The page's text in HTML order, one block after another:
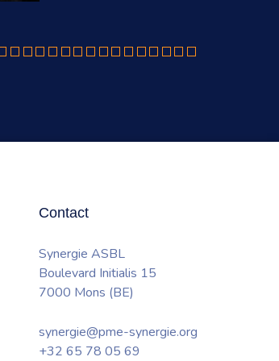
Contact
Synergie ASBL
Boulevard Initialis 15
7000 Mons (BE)
synergie@pme-synergie.org
+32 65 78 05 69